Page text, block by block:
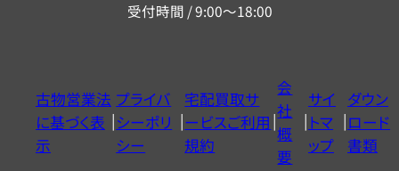
ー
ヤ
ル
0120604117
受付時間 / 9:00～18:00
古物営業法
に基づく表
示
プライバ
シーポリ
シー
宅配買取サ
ービスご利用
規約
会
社
概
要
サイ
トマ
ップ
ダウン
ロード
書類